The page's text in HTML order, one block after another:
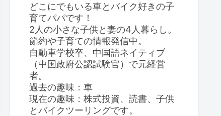
どこにでもいる車とバイク好きの子
育てパパです！
2人の小さな子供と妻の4人暮らし。
節約や子育ての情報発信中。
自動車学校卒、中国語ネイティブ
（中国政府公認試験官）で元経営
者。
過去の趣味：車
現在の趣味：株式投資、読書、子供
とバイクツーリングです。